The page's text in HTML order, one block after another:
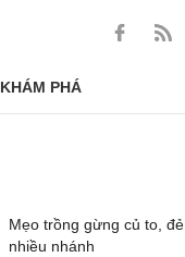
KHÁM PHÁ
Mẹo trồng gừng củ to, đẻ
nhiều nhánh